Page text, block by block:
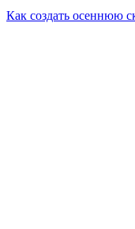
Как создать осеннюю